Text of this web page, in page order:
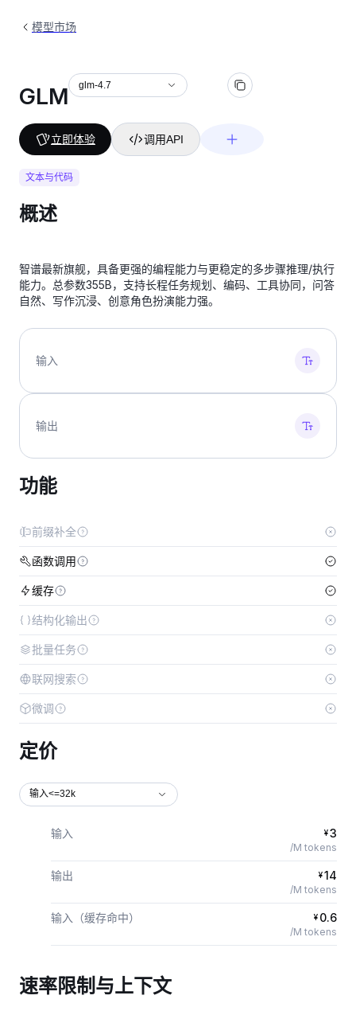
模型市场
GLM glm-4.7
立即体验 调用API
文本与代码
概述
智谱最新旗舰，具备更强的编程能力与更稳定的多步骤推理/执行
能力。总参数355B，支持长程任务规划、编码、工具协同，问答
自然、写作沉浸、创意角色扮演能力强。
输入
输出
功能
前缀补全
函数调用
缓存
结构化输出
批量任务
联网搜索
微调
定价
输入<=32k
输入 ¥3
/M tokens
输出 ¥14
/M tokens
输入（缓存命中） ¥ 0.6
/M tokens
速率限制与上下文